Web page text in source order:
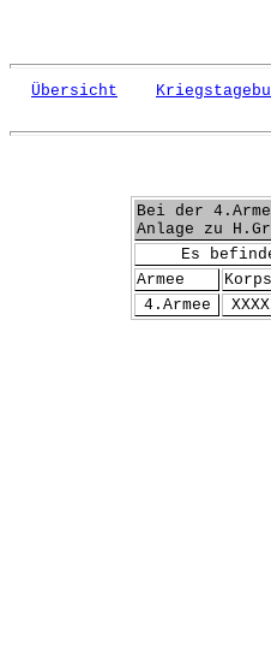
Übersicht
Bei der
Anlage zu
Es
Armee Korps
4.Armee